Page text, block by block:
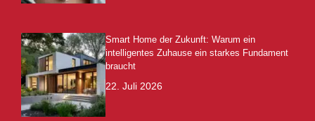
Smart Home der Zukunft: Warum ein
intelligentes Zuhause ein starkes Fundament
braucht
22. Juli 2026